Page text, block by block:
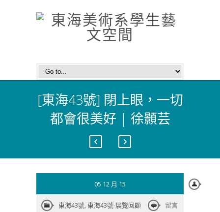
[東海43號] 閉上眼，一切
都會很美好 | 徐顥芸
05 12 月 15
東海43號, 東海43號-展覽回顧
在
留言